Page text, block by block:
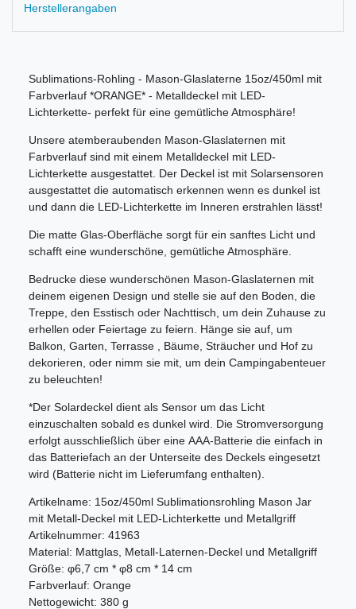
Herstellerangaben
Sublimations-Rohling - Mason-Glaslaterne 15oz/450ml mit
Farbverlauf *ORANGE* - Metalldeckel mit LED-
Lichterkette- perfekt für eine gemütliche Atmosphäre!
Unsere atemberaubenden Mason-Glaslaternen mit
Farbverlauf sind mit einem Metalldeckel mit LED-
Lichterkette ausgestattet. Der Deckel ist mit Solarsensoren
ausgestattet die automatisch erkennen wenn es dunkel ist
und dann die LED-Lichterkette im Inneren erstrahlen lässt!
Die matte Glas-Oberfläche sorgt für ein sanftes Licht und
schafft eine wunderschöne, gemütliche Atmosphäre.
Bedrucke diese wunderschönen Mason-Glaslaternen mit
deinem eigenen Design und stelle sie auf den Boden, die
Treppe, den Esstisch oder Nachttisch, um dein Zuhause zu
erhellen oder Feiertage zu feiern. Hänge sie auf, um
Balkon, Garten, Terrasse , Bäume, Sträucher und Hof zu
dekorieren, oder nimm sie mit, um dein Campingabenteuer
zu beleuchten!
*Der Solardeckel dient als Sensor um das Licht
einzuschalten sobald es dunkel wird. Die Stromversorgung
erfolgt ausschließlich über eine AAA-Batterie die einfach in
das Batteriefach an der Unterseite des Deckels eingesetzt
wird (Batterie nicht im Lieferumfang enthalten).
Artikelname: 15oz/450ml Sublimationsrohling Mason Jar
mit Metall-Deckel mit LED-Lichterkette und Metallgriff
Artikelnummer: 41963
Material: Mattglas, Metall-Laternen-Deckel und Metallgriff
Größe: φ6,7 cm * φ8 cm * 14 cm
Farbverlauf: Orange
Nettogewicht: 380 g